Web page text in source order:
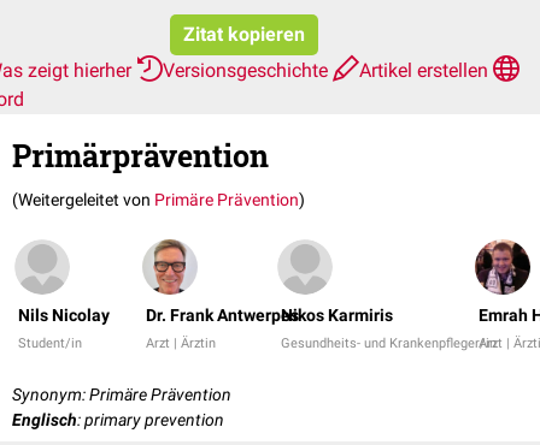
Zitat kopieren
zeigt hierher
Versionsgeschichte
Artikel erstellen
Primärprävention
(Weitergeleitet von Primäre Prävention)
Nils Nicolay
Student/in
Dr. Frank Antwerpes
Arzt | Ärztin
Nikos Karmiris
Gesundheits- und Krankenpfleger/in
Emrah
Arzt |
Synonym: Primäre Prävention
Englisch: primary prevention